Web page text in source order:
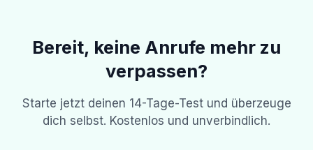
Bereit, keine Anrufe mehr zu
verpassen?
Starte jetzt deinen 14-Tage-Test und überzeuge
dich selbst. Kostenlos und unverbindlich.